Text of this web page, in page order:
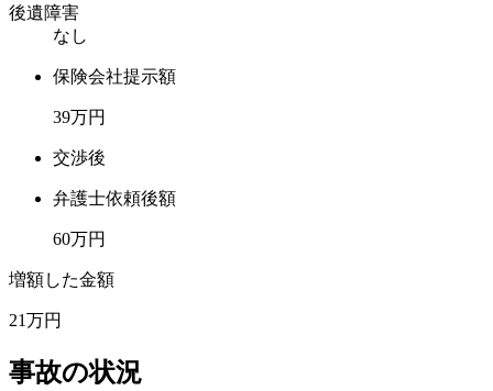
後遺障害
なし
保険会社提示額
39万円
交渉後
弁護士依頼後額
60万円
増額した金額
21万円
事故の状況